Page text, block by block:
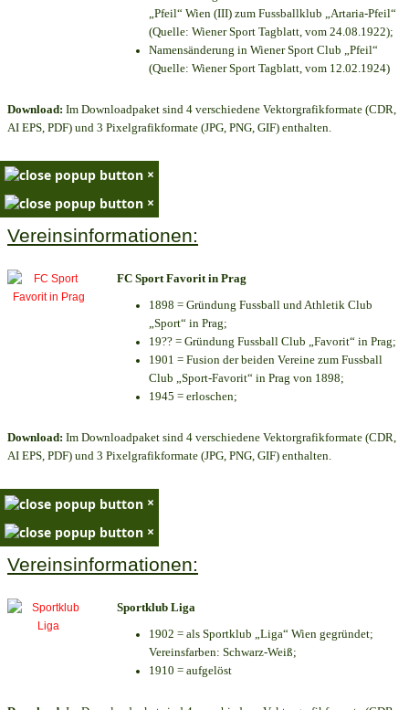
„Pfeil“ Wien (III) zum Fussballklub „Artaria-Pfeil“
(Quelle: Wiener Sport Tagblatt, vom 24.08.1922);
Namensänderung in Wiener Sport Club „Pfeil“
(Quelle: Wiener Sport Tagblatt, vom 12.02.1924)
Download: Im Downloadpaket sind 4 verschiedene Vektorgrafikformate (CDR,
AI EPS, PDF) und 3 Pixelgrafikformate (JPG, PNG, GIF) enthalten.
×
×
Vereinsinformationen:
FC Sport Favorit in Prag
1898 = Gründung Fussball und Athletik Club
„Sport“ in Prag;
19?? = Gründung Fussball Club „Favorit“ in Prag;
1901 = Fusion der beiden Vereine zum Fussball
Club „Sport-Favorit“ in Prag von 1898;
1945 = erloschen;
Download: Im Downloadpaket sind 4 verschiedene Vektorgrafikformate (CDR,
AI EPS, PDF) und 3 Pixelgrafikformate (JPG, PNG, GIF) enthalten.
×
×
Vereinsinformationen:
Sportklub Liga
1902 = als Sportklub „Liga“ Wien gegründet;
Vereinsfarben: Schwarz-Weiß;
1910 = aufgelöst